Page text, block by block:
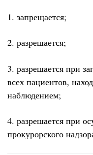
1. запрещается;
2. разрешается;
3. разрешается при
всех пациентов,
наблюдением;
4. разрешается при
прокурорского